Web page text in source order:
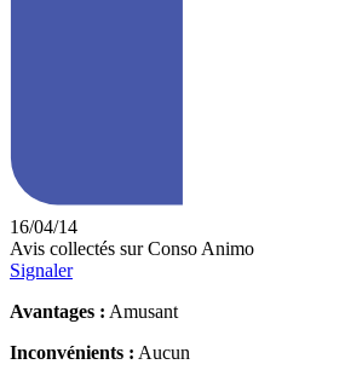
16/04/14
Avis collectés sur Conso Animo
Signaler
Avantages : Amusant
Inconvénients : Aucun